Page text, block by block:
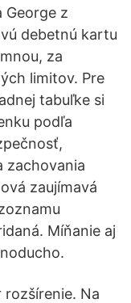
George z
debetnú kartu
za
limitov. Pre
tabuľke si
podľa
zachovania
zaujímavá
Míňanie aj
rozšírenie. Na